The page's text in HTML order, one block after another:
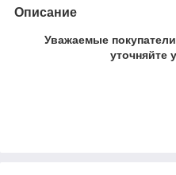
Описание
Уважаемые
уточняйте